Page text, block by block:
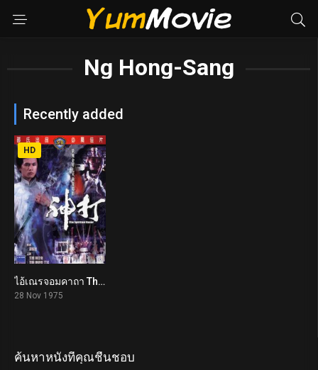
Ng Hong-Sang
Recently added
6.7
HD
ไอ้เณรจอมคาถา The Spiritual Boxer (1975)
28 Nov 1975
ค้นหาหนังที่คุณชื่นชอบ